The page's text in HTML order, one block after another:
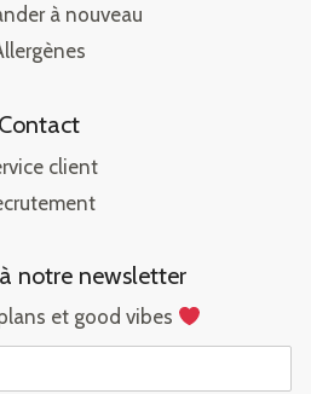
à nouveau
Contact
client
notre newsletter
et good vibes